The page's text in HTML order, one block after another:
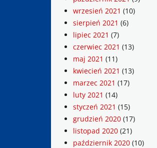
wrzesień 2021 (10)
sierpień 2021 (6)
lipiec 2021 (7)
czerwiec 2021 (13)
maj 2021 (11)
kwiecień 2021 (13)
marzec 2021 (17)
luty 2021 (14)
styczeń 2021 (15)
grudzień 2020 (17)
listopad 2020 (21)
październik 2020 (10)